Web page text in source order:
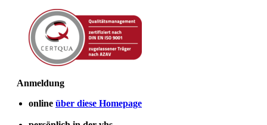
Anmeldung
online über diese Homepage